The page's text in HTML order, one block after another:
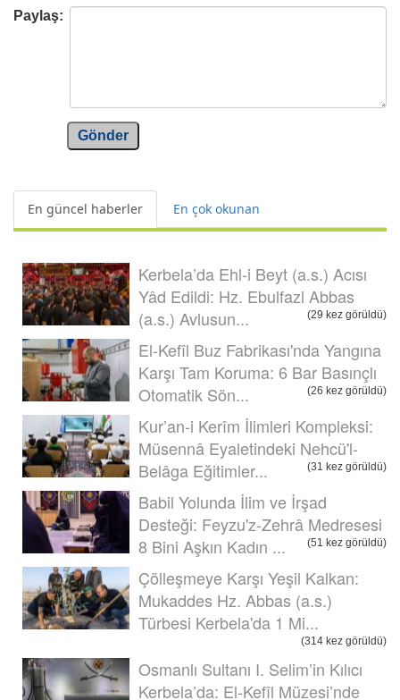
Paylaş:
Gönder
En güncel haberler En çok okunan
Kerbela’da Ehl-i Beyt (a.s.) Acısı
Yâd Edildi: Hz. Ebulfazl Abbas
(a.s.) Avlusun...
(29 kez görüldü)
El-Kefîl Buz Fabrikası'nda Yangına
Karşı Tam Koruma: 6 Bar Basınçlı
Otomatik Sön...
(26 kez görüldü)
Kur’an-i Kerîm İlimleri Kompleksi:
Müsennâ Eyaletindeki Nehcü'l-
Belâga Eğitimler...
(31 kez görüldü)
Babil Yolunda İlim ve İrşad
Desteği: Feyzu'z-Zehrâ Medresesi
8 Bini Aşkın Kadın ...
(51 kez görüldü)
Çölleşmeye Karşı Yeşil Kalkan:
Mukaddes Hz. Abbas (a.s.)
Türbesi Kerbela'da 1 Mi...
(314 kez görüldü)
Osmanlı Sultanı I. Selim’in Kılıcı
Kerbela’da: El-Kefîl Müzesi’nde